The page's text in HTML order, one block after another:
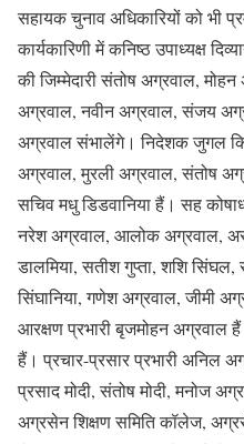
सहायक चुनाव अधिकारियों को भी
कार्यकारिणी में कनिष्ठ उपाध्यक्ष
की जिम्मेदारी संतोष अग्रवाल,
अग्रवाल, नवीन अग्रवाल, संजय
अग्रवाल संभालेंगे। निदेशक जुगल
अग्रवाल, मुरली अग्रवाल, संतोष
सचिव मधु डिडवानिया हैं। सह
नरेश अग्रवाल, आलोक अग्रवाल,
डालमिया, सतीश गुप्ता, शशि
सिंघानिया, गणेश अग्रवाल, जीमी
आरक्षण प्रभारी बृजमोहन अग्रवाल
हैं। प्रचार-प्रसार प्रभारी अनिल
प्रसाद मोदी, संतोष मोदी, मनोज
अग्रसेन शिक्षण समिति कॉलेज,